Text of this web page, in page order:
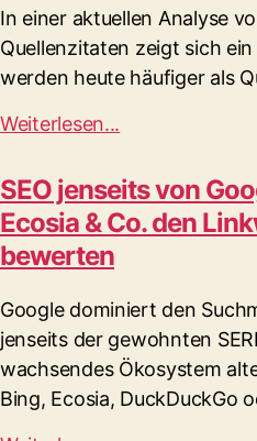
In einer aktuellen Analyse
Quellenzitaten zeigt sich
werden heute häufiger als
Weiterlesen...
SEO jenseits von
Ecosia & Co. den
bewerten
Google dominiert den
jenseits der gewohnten
wachsendes Ökosystem
Bing, Ecosia, DuckDuckGo